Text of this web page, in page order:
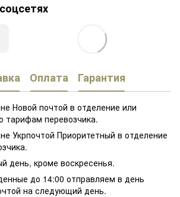
Оплата Гарантия
Новой почтой в отделение или
тарифам перевозчика.
Укрпочтой Приоритетный в отделение
день, кроме воскресенья.
до 14:00 отправляем в день
на следующий день.